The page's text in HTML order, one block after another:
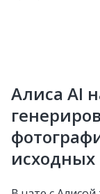
Алиса AI
исходных